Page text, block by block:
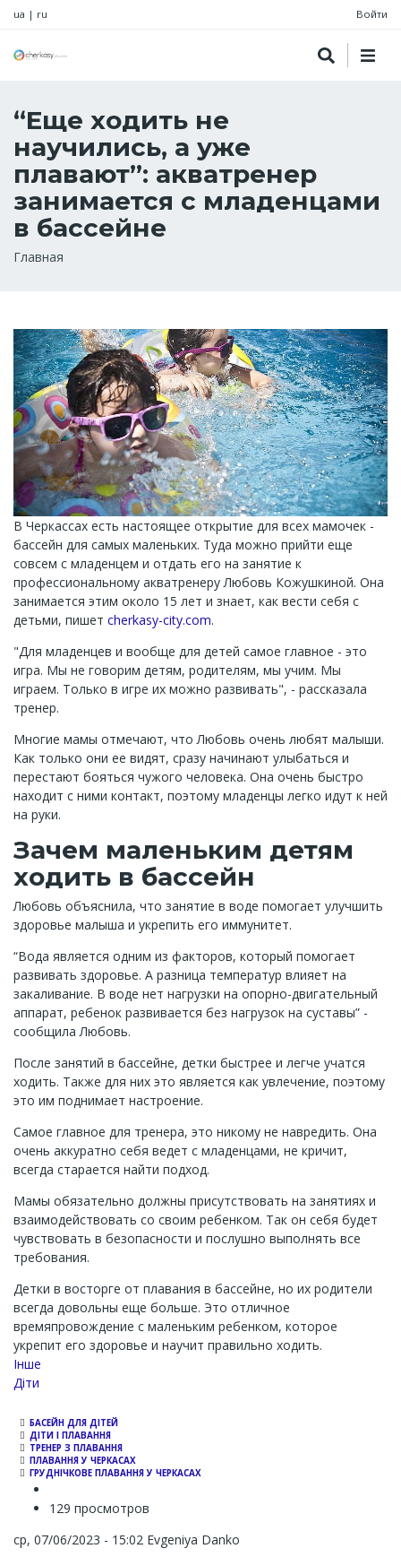
ua | ru Войти
“Еще ходить не
научились, а уже
плавают”: акватренер
занимается с младенцами
в бассейне
Строка
Главная
В Черкассах есть настоящее открытие для всех мамочек -
бассейн для самых маленьких. Туда можно прийти еще
совсем с младенцем и отдать его на занятие к
профессиональному акватренеру Любовь Кожушкиной. Она
занимается этим около 15 лет и знает, как вести себя с
детьми, пишет cherkasy-city.com.
"Для младенцев и вообще для детей самое главное - это
игра. Мы не говорим детям, родителям, мы учим. Мы
играем. Только в игре их можно развивать", - рассказала
тренер.
Многие мамы отмечают, что Любовь очень любят малыши.
Как только они ее видят, сразу начинают улыбаться и
перестают бояться чужого человека. Она очень быстро
находит с ними контакт, поэтому младенцы легко идут к ней
на руки.
Зачем маленьким детям
ходить в бассейн
Любовь объяснила, что занятие в воде помогает улучшить
здоровье малыша и укрепить его иммунитет.
“Вода является одним из факторов, который помогает
развивать здоровье. А разница температур влияет на
закаливание. В воде нет нагрузки на опорно-двигательный
аппарат, ребенок развивается без нагрузок на суставы” -
сообщила Любовь.
После занятий в бассейне, детки быстрее и легче учатся
ходить. Также для них это является как увлечение, поэтому
это им поднимает настроение.
Самое главное для тренера, это никому не навредить. Она
очень аккуратно себя ведет с младенцами, не кричит,
всегда старается найти подход.
Мамы обязательно должны присутствовать на занятиях и
взаимодействовать со своим ребенком. Так он себя будет
чувствовать в безопасности и послушно выполнять все
требования.
Детки в восторге от плавания в бассейне, но их родители
всегда довольны еще больше. Это отличное
времяпровождение с маленьким ребенком, которое
укрепит его здоровье и научит правильно ходить.
Інше
Діти
БАСЕЙН ДЛЯ ДІТЕЙ
ДІТИ І ПЛАВАННЯ
ТРЕНЕР З ПЛАВАННЯ
ПЛАВАННЯ У ЧЕРКАСАХ
ГРУДНІЧКОВЕ ПЛАВАННЯ У ЧЕРКАСАХ
129 просмотров
ср, 07/06/2023 - 15:02 Evgeniya Danko